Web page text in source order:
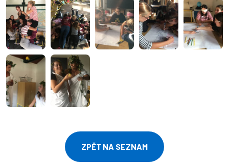
ZPĚT NA SEZNAM